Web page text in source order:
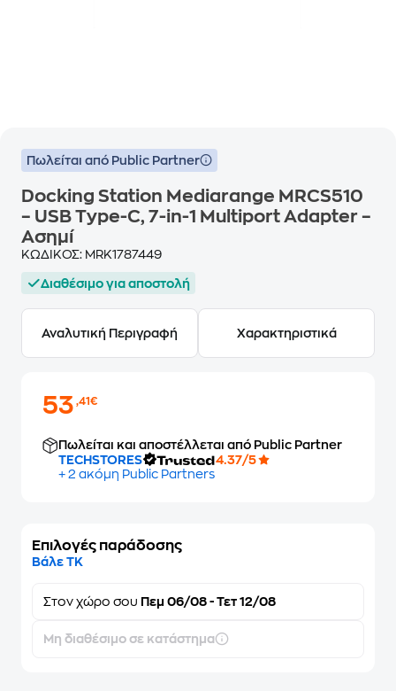
Πωλείται από Public Partner
Docking Station Mediarange MRCS510
– USB Type-C, 7-in-1 Multiport Adapter –
Ασημί
ΚΩΔΙΚΟΣ: MRK1787449
Διαθέσιμο για αποστολή
Αναλυτική Περιγραφή Χαρακτηριστικά
53,41€
Πωλείται και αποστέλλεται από Public Partner
TECHSTORES
4.37/5
+ 2 ακόμη Public Partners
Επιλογές παράδοσης
Βάλε ΤΚ
Στον χώρο σου Πεμ 06/08 - Τετ 12/08
Μη διαθέσιμο σε κατάστημα